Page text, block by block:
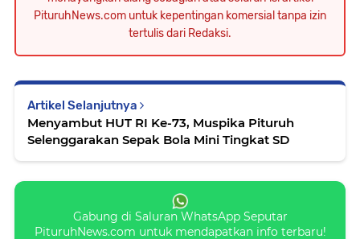
PituruhNews.com untuk kepentingan komersial tanpa izin
tertulis dari Redaksi.
Artikel Selanjutnya
Menyambut HUT RI Ke-73, Muspika Pituruh
Selenggarakan Sepak Bola Mini Tingkat SD
Gabung di Saluran WhatsApp Seputar
PituruhNews.com untuk mendapatkan info terbaru!